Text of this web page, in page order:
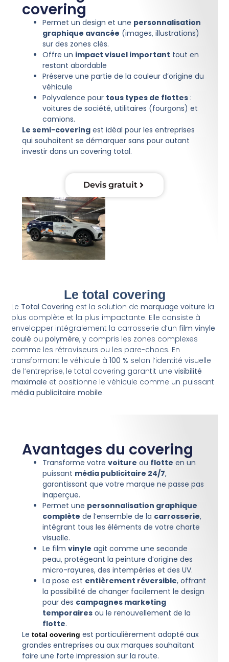
covering
Permet un design et une personnalisation
graphique avancée (images, illustrations)
sur des zones clés.
Offre un impact visuel important tout en
restant abordable
Préserve une partie de la couleur d’origine du
véhicule
Polyvalence pour tous types de flottes:
voitures de société, utilitaires (fourgons) et
camions.
Le semi-coveringest idéal pour les entreprises
qui souhaitent se démarquer sans pour autant
investir dans un covering total.
Devis gratuit
Le total covering
Le Total Covering est la solution demarquage voiture la
plus complète et la plus impactante. Elle consiste à
envelopper intégralement la carrosserie d’un film vinyle
coulé oupolymère, y compris les zones complexes
comme les rétroviseurs ou les pare-chocs. En
transformant le véhicule à100 % selon l’identité visuelle
de l’entreprise, le total covering garantit unevisibilité
maximale et positionne le véhicule comme un puissant
média publicitaire mobile.
Avantages du covering
Transforme votre voiture ou flotte en un
puissant média publicitaire 24/7,
garantissant que votre marque ne passe pas
inaperçue.
Permet une personnalisation graphique
complète de l’ensemble de la carrosserie,
intégrant tous les éléments de votre charte
visuelle.
Le film vinyle agit comme une seconde
peau, protégeant la peinture d’origine des
micro-rayures, des intempéries et des UV.
La pose est entièrement réversible, offrant
la possibilité de changer facilement le design
pour des campagnes marketing
temporairesou le renouvellement de la
flotte.
Le total covering est particulièrement adapté aux
grandes entreprises ou aux marques souhaitant
faire une forte impression sur la route.